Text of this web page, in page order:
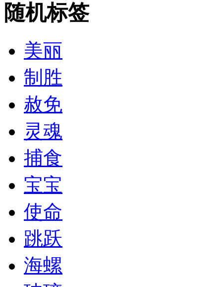
随机标签
美丽
制胜
赦免
灵魂
捕食
宝宝
使命
跳跃
海螺